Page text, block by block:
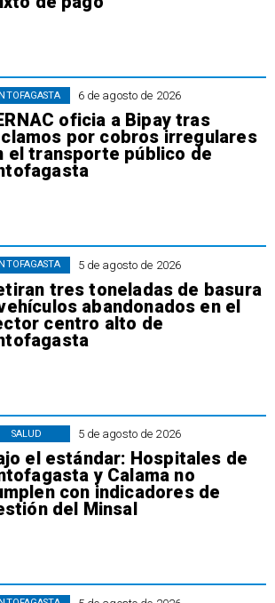
6 de agosto de 2026
oficia a Bipay tras
por cobros irregulares
el transporte público de
5 de agosto de 2026
tres toneladas de basura
abandonados en el
centro alto de
5 de agosto de 2026
el estándar: Hospitales de
y Calama no
con indicadores de
del Minsal
SALUD